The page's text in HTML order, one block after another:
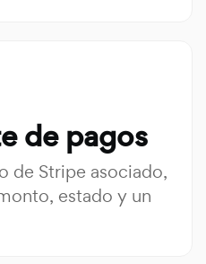
de pagos
de Stripe asociado,
estado y un